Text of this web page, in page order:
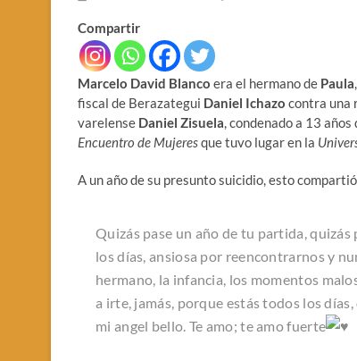
Compartir
Marcelo David Blanco era el hermano de Paula
fiscal de Berazategui Daniel Ichazo contra una
varelense Daniel Zisuela, condenado a 13
Encuentro de Mujeresque tuvo lugar en la
A un año de su presunto suicidio, esto
Quizás pase un año de tu partida,
los días, ansiosa por reencontrarnos y
hermano, la infancia, los momentos
a irte, jamás, porque estás todos los
mi angel bello. Te amo; te amo fuerte